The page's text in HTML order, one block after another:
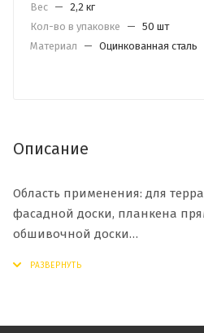
Вес — 2,2 кг
Кол-во в упаковке
— 50 шт
Материал
— Оцинкованная сталь
Описание
Область применения: для
фасадной доски, планкена
обшивочной доски